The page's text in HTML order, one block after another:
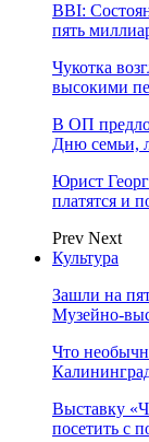
BBI:
пять
Чукотка
высокими
В ОП
Дню семьи,
Юрист
платятся и
Prev Next
Культура
Зашли на
Музейно-
Что
Выставку
посетить с